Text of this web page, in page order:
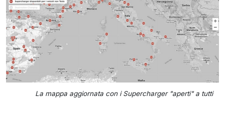
La mappa aggiornata con i Supercharger "aperti" a tutti